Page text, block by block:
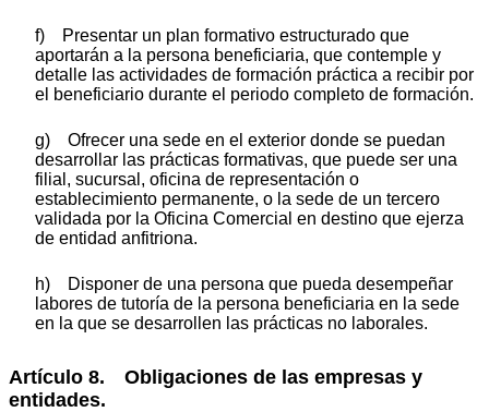
f) Presentar un plan formativo estructurado que
aportarán a la persona beneficiaria, que contemple y
detalle las actividades de formación práctica a recibir por
el beneficiario durante el periodo completo de formación.
g) Ofrecer una sede en el exterior donde se puedan
desarrollar las prácticas formativas, que puede ser una
filial, sucursal, oficina de representación o
establecimiento permanente, o la sede de un tercero
validada por la Oficina Comercial en destino que ejerza
de entidad anfitriona.
h) Disponer de una persona que pueda desempeñar
labores de tutoría de la persona beneficiaria en la sede
en la que se desarrollen las prácticas no laborales.
Artículo 8. Obligaciones de las empresas y
entidades.